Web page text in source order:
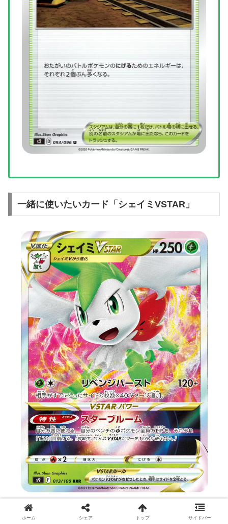
一緒に使いたいカード「シェイミVSTAR」
ホーム シェア トップ サイドバー